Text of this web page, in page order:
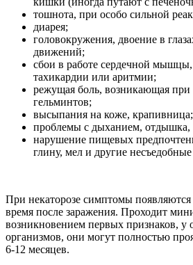
тошнота, при особо сильной
диарея;
головокружения, двоение в
движений;
сбои в работе сердечной
тахикардии или аритмии;
режущая боль, возникающая при
гельминтов;
высыпания на коже, крапивница;
проблемы с дыханием, отдышка,
нарушение пищевых
глину, мел и другие
При некаторозе симптомы появляются
время после заражения. Проходит
возникновением первых признаков, у
организмов, они могут полностью
6-12 месяцев.